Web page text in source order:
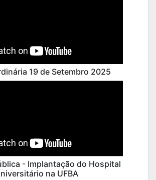
19 de Setembro 2025
- Implantação do Hospital
na UFBA